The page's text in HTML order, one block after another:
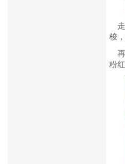
走
梭
再
粉